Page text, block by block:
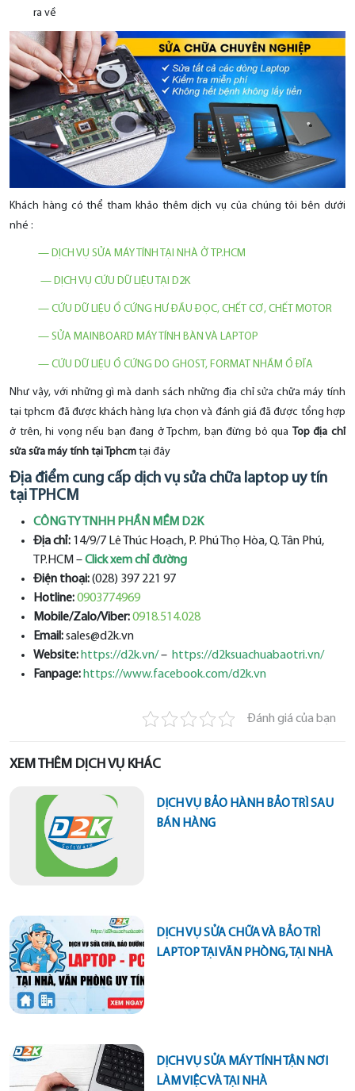
ra về
Khách hàng có thể tham khảo thêm dịch vụ của chúng tôi bên dưới
nhé :
— DỊCH VỤ SỬA MÁY TÍNH TẠI NHÀ Ở TP.HCM
— DỊCH VỤ CỨU DỮ LIỆU TẠI D2K
— CỨU DỮ LIỆU Ổ CỨNG HƯ ĐẦU ĐỌC, CHẾT CƠ, CHẾT MOTOR
— SỬA MAINBOARD MÁY TÍNH BÀN VÀ LAPTOP
— CỨU DỮ LIỆU Ổ CỨNG DO GHOST, FORMAT NHẦM Ổ ĐĨA
Như vậy, với những gì mà danh sách những địa chỉ sửa chữa máy tính
tại tphcm đã được khách hàng lựa chọn và đánh giá đã được tổng hợp
ở trên, hi vọng nếu bạn đang ở Tpchm, bạn đừng bỏ qua Top địa chỉ
sửa sữa máy tính tại Tphcm tại đây
Địa điểm cung cấp dịch vụ sửa chữa laptop uy tín
tại TPHCM
CÔNG TY TNHH PHẦN MỀM D2K
Địa chỉ: 14/9/7 Lê Thúc Hoạch, P. Phú Thọ Hòa, Q. Tân Phú,
TP.HCM –Click xem chỉ đường
Điện thoại:(028) 397 221 97
Hotline:0903774969
Mobile/Zalo/Viber:0918.514.028
Email:sales@d2k.vn
Website: https://d2k.vn/– https://d2ksuachuabaotri.vn/
Fanpage: https://www.facebook.com/d2k.vn
Đánh giá của bạn
XEM THÊM DỊCH VỤ KHÁC
DỊCH VỤ BẢO HÀNH BẢO TRÌ SAU
BÁN HÀNG
DỊCH VỤ SỬA CHỮA VÀ BẢO TRÌ
LAPTOP TẠI VĂN PHÒNG, TẠI NHÀ
DỊCH VỤ SỬA MÁY TÍNH TẬN NƠI
LÀM VIỆC VÀ TẠI NHÀ